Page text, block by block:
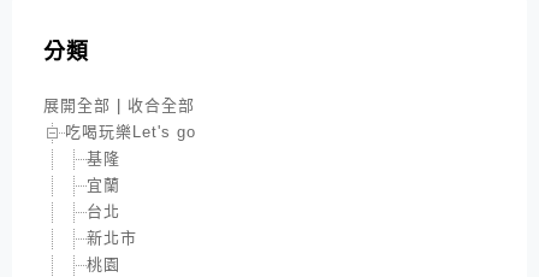
分類
展開全部
收合全部
吃喝玩樂Let's go
基隆
宜蘭
台北
新北市
桃園